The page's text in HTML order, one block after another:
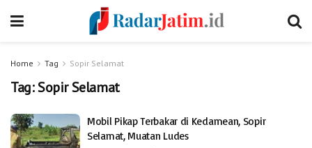
Home Tag Sopir Selamat
Tag:Sopir Selamat
Mobil Pikap Terbakar di Kedamean, Sopir
Selamat, Muatan Ludes